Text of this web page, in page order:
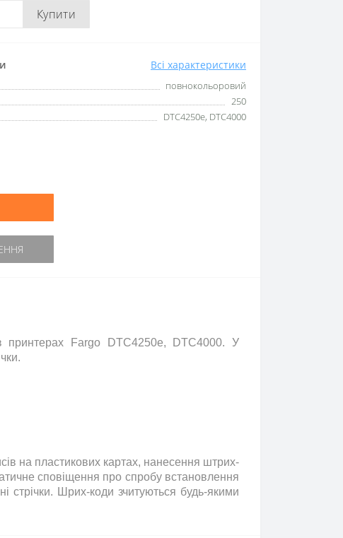
Купити
Всі характеристики
повнокольоровий
250
DTC4250e, DTC4000
принтерах Fargo DTC4250e, DTC4000. У
на пластикових картах, нанесення штрих-
сповіщення про спробу встановлення
стрічки. Шрих-коди зчитуються будь-якими